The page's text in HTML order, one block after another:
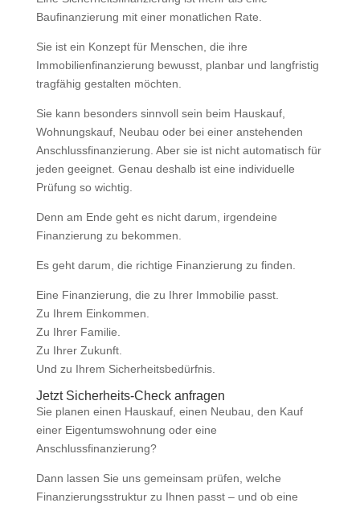
Baufinanzierung mit einer monatlichen Rate.
Sie ist ein Konzept für Menschen, die ihre
Immobilienfinanzierung bewusst, planbar und langfristig
tragfähig gestalten möchten.
Sie kann besonders sinnvoll sein beim Hauskauf,
Wohnungskauf, Neubau oder bei einer anstehenden
Anschlussfinanzierung. Aber sie ist nicht automatisch für
jeden geeignet. Genau deshalb ist eine individuelle
Prüfung so wichtig.
Denn am Ende geht es nicht darum, irgendeine
Finanzierung zu bekommen.
Es geht darum, die richtige Finanzierung zu finden.
Eine Finanzierung, die zu Ihrer Immobilie passt.
Zu Ihrem Einkommen.
Zu Ihrer Familie.
Zu Ihrer Zukunft.
Und zu Ihrem Sicherheitsbedürfnis.
Jetzt Sicherheits-Check anfragen
Sie planen einen Hauskauf, einen Neubau, den Kauf
einer Eigentumswohnung oder eine
Anschlussfinanzierung?
Dann lassen Sie uns gemeinsam prüfen, welche
Finanzierungsstruktur zu Ihnen passt – und ob eine